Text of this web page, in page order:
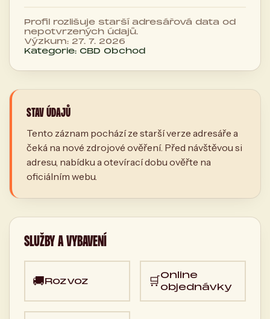
Profil rozlišuje starší adresářová data od
nepotvrzených údajů.
Výzkum: 27. 7. 2026
Kategorie: CBD Obchod
STAV ÚDAJŮ
Tento záznam pochází ze starší verze adresáře a
čeká na nové zdrojové ověření. Před návštěvou si
adresu, nabídku a otevírací dobu ověřte na
oficiálním webu.
SLUŽBY A VYBAVENÍ
🚚Rozvoz 🛒Online
objednávky